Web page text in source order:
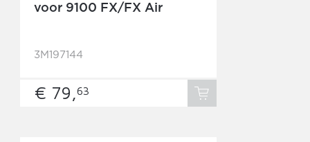
voor 9100 FX/FX Air
3M197144
€ 79,63